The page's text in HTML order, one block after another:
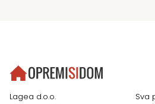
Lagea d.o.o.
Sva